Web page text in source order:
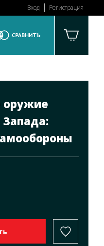
Вход Регистрация
СРАВНИТЬ
оружие
Запада: